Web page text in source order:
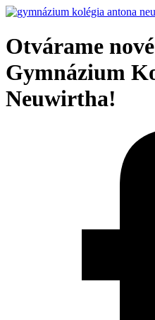
Otvárame nové
Gymnázium
Neuwirtha!